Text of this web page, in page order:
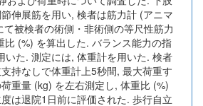
伸展筋を用い, 検者は筋力計 (アニマ
被検者の術側・非術側の等尺性筋力
(%) を算出した. バランス能力の指
いた. 測定には, 体重計を用いた. 検者
持なしで体重計上5秒間, 最大荷重す
重量 (kg) を左右測定し, 体重比 (%)
は退院1日前に評価された. 歩行自立